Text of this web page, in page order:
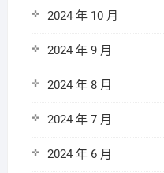
2024 年 10 月
2024 年 9 月
2024 年 8 月
2024 年 7 月
2024 年 6 月